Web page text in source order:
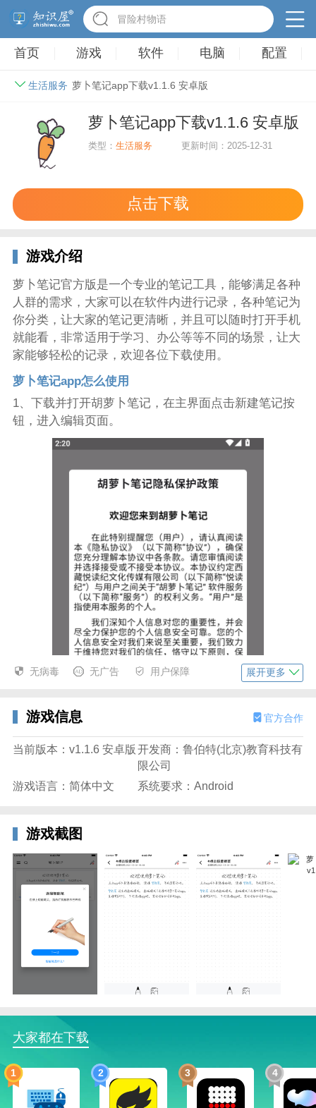
英雄无敌3塔防
首页 游戏 软件 电脑 配置
生活服务 萝卜笔记app下载v1.1.6 安卓版
萝卜笔记app下载v1.1.6 安卓版
类型：生活服务 更新时间：2025-12-31
点击下载
游戏介绍
萝卜笔记官方版是一个专业的笔记工具，能够满足各种
人群的需求，大家可以在软件内进行记录，各种笔记为
你分类，让大家的笔记更清晰，并且可以随时打开手机
就能看，非常适用于学习、办公等等不同的场景，让大
家能够轻松的记录，欢迎各位下载使用。
萝卜笔记app怎么使用
1、下载并打开胡萝卜笔记，在主界面点击新建笔记按
钮，进入编辑页面。
2、如果你连接了支持的智能笔，可以直接在屏幕上书
无病毒 无广告 用户保障 展开更多
游戏信息 官方合作
当前版本：v1.1.6 安卓版 开发商：鲁伯特(北京)教育科技有
限公司
游戏语言：简体中文
系统要求：Android
游戏截图
大家都在下载
1 2 3 4